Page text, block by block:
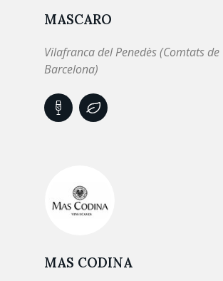
MASCARO
Vilafranca del Penedès (Comtats de
Barcelona)
MAS CODINA